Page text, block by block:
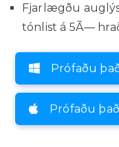
Fjarlægðu
tónlist á 5Ã—
Prófaðu
Prófaðu